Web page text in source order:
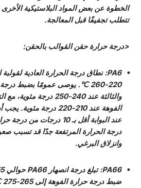
تتطلب تجفيفًا قبل المعالجة.
<درجة حرارة حقن القوالب بالحقن:
PA6
220-260 ℃. يوصى عمومًا بضبط
والثالثة عند 240-250
الفوهة عند 210-220 درجة
عند البوابة أقل بـ 10 درجات
درجة الحرارة المرتفعة جدًا قد تسبب
وانزلاق البرغي.